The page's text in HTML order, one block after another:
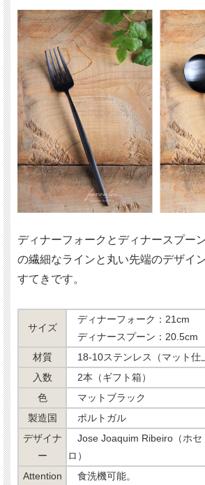
ディナーフォークとディナースプー
の繊細なラインと丸い先端のデザイ
すてきです。
サイズ
ディナーフォーク：21cm
ディナースプーン：20.5cm
材質
18-10ステンレス（マット仕
入数
2本（ギフト箱）
色
マットブラック
製造国
ポルトガル
デザイナ
ー
Jose Joaquim Ribeiro（ホセ
ロ）
Attention
食洗機可能。